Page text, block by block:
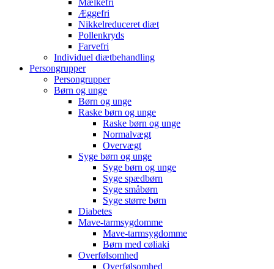
Mælkefri
Æggefri
Nikkelreduceret diæt
Pollenkryds
Farvefri
Individuel diætbehandling
Persongrupper
Persongrupper
Børn og unge
Børn og unge
Raske børn og unge
Raske børn og unge
Normalvægt
Overvægt
Syge børn og unge
Syge børn og unge
Syge spædbørn
Syge småbørn
Syge større børn
Diabetes
Mave-tarmsygdomme
Mave-tarmsygdomme
Børn med cøliaki
Overfølsomhed
Overfølsomhed